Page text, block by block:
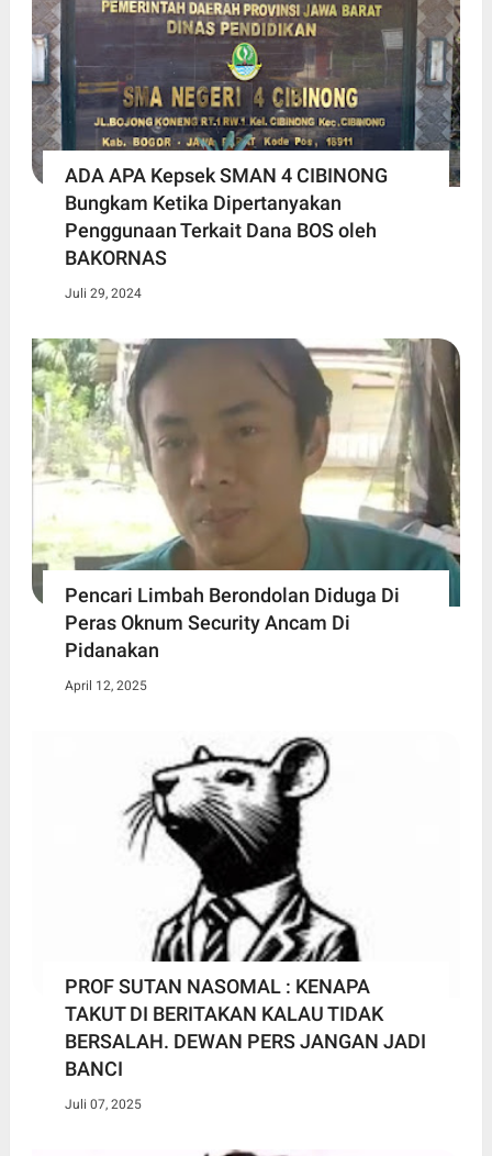
ADA APA Kepsek SMAN 4 CIBINONG
Bungkam Ketika Dipertanyakan
Penggunaan Terkait Dana BOS oleh
BAKORNAS
Juli 29, 2024
Pencari Limbah Berondolan Diduga Di
Peras Oknum Security Ancam Di
Pidanakan
April 12, 2025
PROF SUTAN NASOMAL : KENAPA
TAKUT DI BERITAKAN KALAU TIDAK
BERSALAH. DEWAN PERS JANGAN JADI
BANCI
Juli 07, 2025